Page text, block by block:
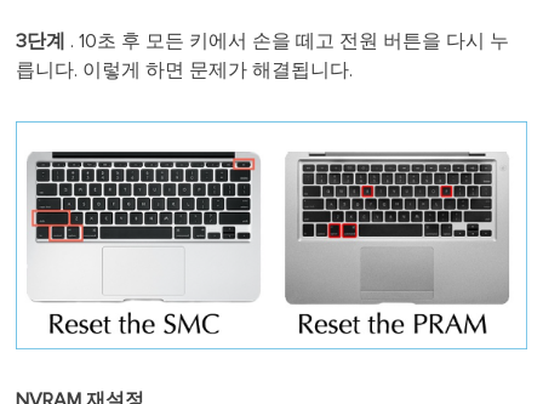
3단계
. 10초 후 모든 키에서 손을 떼고 전원 버튼을 다시 누
릅니다. 이렇게 하면 문제가 해결됩니다.